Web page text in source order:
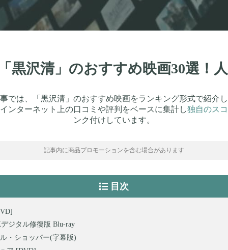
黒沢清」のおすすめ映画30選！
では、「黒沢清」のおすすめ映画をランキング形式で紹介
ンターネット上の口コミや評判をベースに集計し独自のス
ンク付けしています。
記事内に商品プロモーションを含む場合があります
目次
デジタル修復版 Blu-ray
・ショッパー(字幕版)